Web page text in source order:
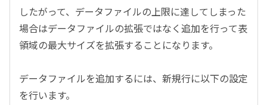
したがって、データファイルの上限に達してしまった
場合はデータファイルの拡張ではなく追加を行って表
領域の最大サイズを拡張することになります。
データファイルを追加するには、新規行に以下の設定
を行います。